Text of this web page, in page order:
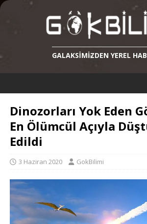
GALAKSIMIZDEN YEREL
Dinozorları Yok Eden
En Ölümcül Açıyla
Edildi
3 Haziran 2020 GokBilimi